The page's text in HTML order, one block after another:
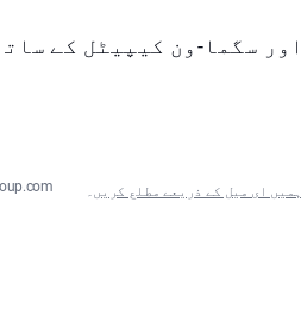
سگما-ون کیپیٹل کے
ہمیں ای میل کے ذریعے مطلع کریں۔